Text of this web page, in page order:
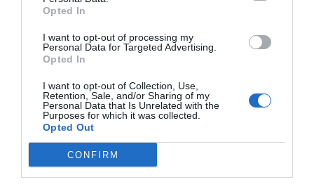
Opted In
I want to opt-out of processing my
Personal Data for Targeted Advertising.
Opted In
I want to opt-out of Collection, Use,
Retention, Sale, and/or Sharing of my
Personal Data that Is Unrelated with the
Purposes for which it was collected.
Opted Out
CONFIRM